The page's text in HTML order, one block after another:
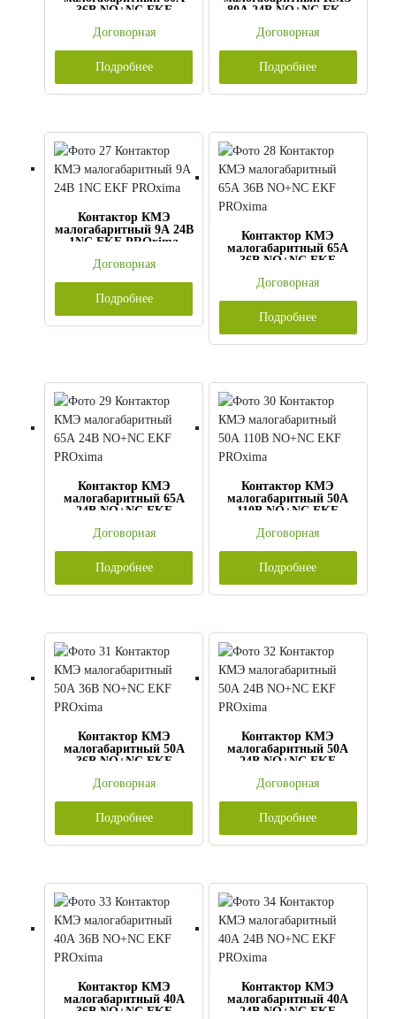
36В NO+NC EKF
Договорная
Подробнее
80А 24В NO+NC EKF
Договорная
Подробнее
Контактор КМЭ
малогабаритный 9А 24В
1NC EKF PROxima
Договорная
Подробнее
Контактор КМЭ
малогабаритный 65А
36В NO+NC EKF
Договорная
Подробнее
Контактор КМЭ
малогабаритный 65А
24В NO+NC EKF
Договорная
Подробнее
Контактор КМЭ
малогабаритный 50А
110В NO+NC EKF
Договорная
Подробнее
Контактор КМЭ
малогабаритный 50А
36В NO+NC EKF
Договорная
Подробнее
Контактор КМЭ
малогабаритный 50А
24В NO+NC EKF
Договорная
Подробнее
Контактор КМЭ
малогабаритный 40А
36В NO+NC EKF
Контактор КМЭ
малогабаритный 40А
24В NO+NC EKF